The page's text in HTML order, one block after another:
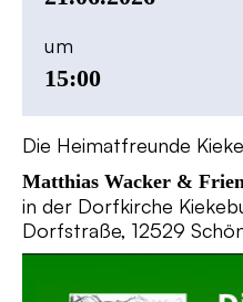
um
15:00
Die Heimatfreunde
Matthias Wacker &
in der Dorfkirche
Dorfstraße, 12529